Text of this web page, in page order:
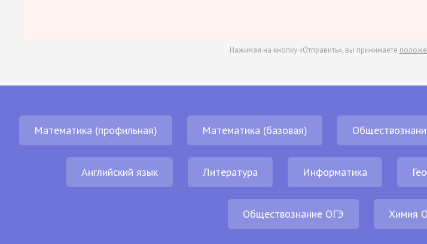
Нажимая на кнопку «Отправить», вы принимаете
Математика (профильная) Математика (базовая)
Английский язык Литература Информатика
Обществознание ОГЭ Химия